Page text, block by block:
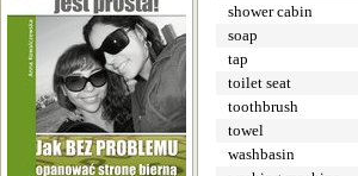
shower cabin
soap
tap
toilet seat
toothbrush
towel
washbasin